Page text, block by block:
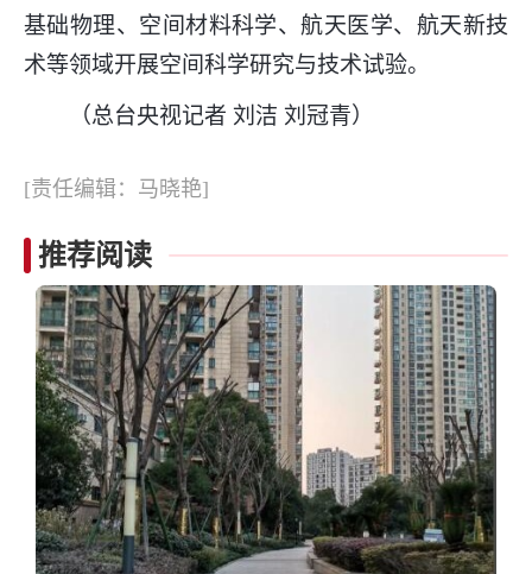
基础物理、空间材料科学、航天医学、航天新技
术等领域开展空间科学研究与技术试验。
（总台央视记者 刘洁 刘冠青）
[责任编辑：马晓艳]
推荐阅读